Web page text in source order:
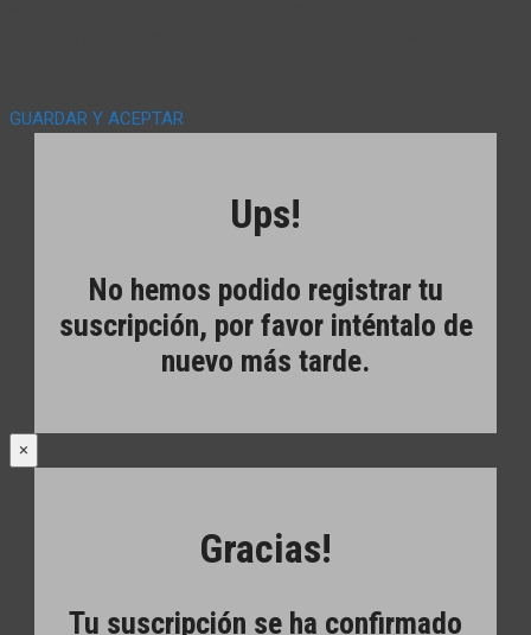
GUARDAR Y ACEPTAR
Ups!
No hemos podido registrar tu
suscripción, por favor inténtalo de
nuevo más tarde.
×
Gracias!
Tu suscripción se ha confirmado